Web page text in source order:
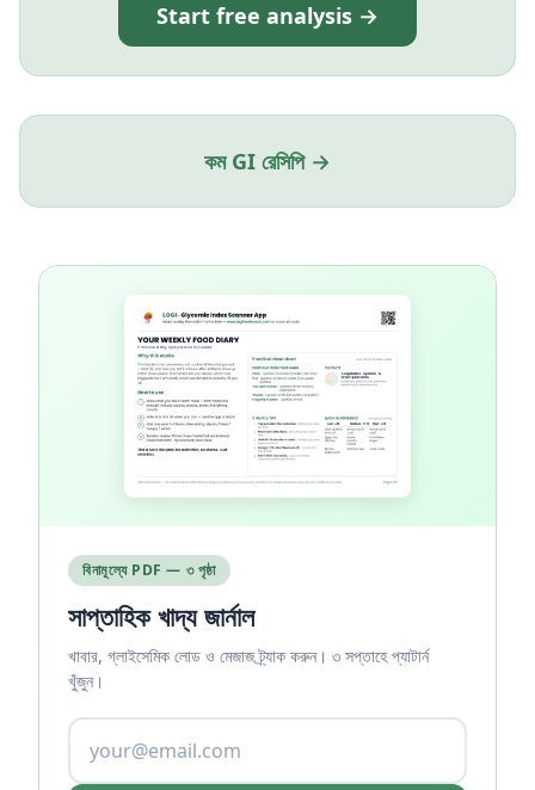
Start free analysis →
কম GI রেসিপি →
বিনামূল্যে PDF — ৩ পৃষ্ঠা
সাপ্তাহিক খাদ্য জার্নাল
খাবার, গ্লাইসেমিক লোড ও মেজাজ ট্র্যাক করুন। ৩ সপ্তাহে প্যাটার্ন
খুঁজুন।